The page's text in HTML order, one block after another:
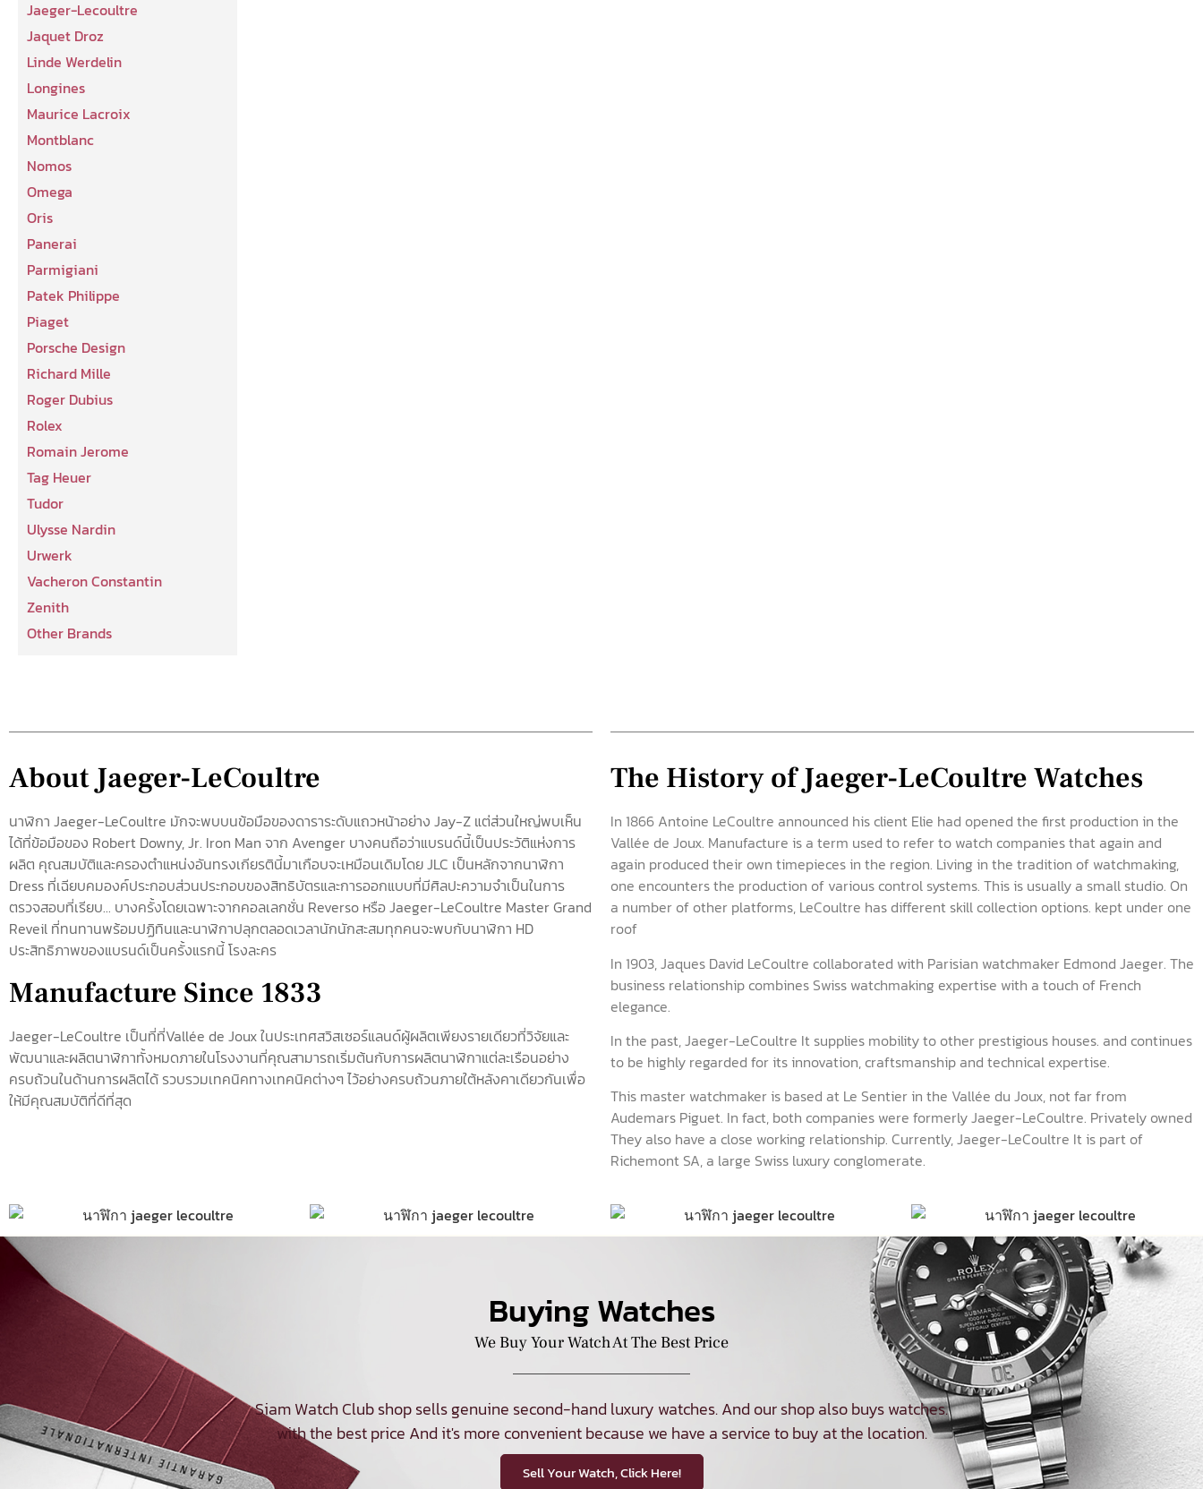
Jaeger-Lecoultre
Jaquet Droz
Linde Werdelin
Longines
Maurice Lacroix
Montblanc
Nomos
Omega
Oris
Panerai
Parmigiani
Patek Philippe
Piaget
Porsche Design
Richard Mille
Roger Dubius
Rolex
Romain Jerome
Tag Heuer
Tudor
Ulysse Nardin
Urwerk
Vacheron Constantin
Zenith
Other Brands
About Jaeger-LeCoultre
นาฬิกา Jaeger-LeCoultre มักจะพบบนข้อมือของดาราระดับแถวหน้าอย่าง Jay-Z แต่ส่วนใหญ่พบเห็น
ได้ที่ข้อมือของ Robert Downy, Jr. Iron Man จาก Avenger บางคนถือว่าแบรนด์นี้เป็นประวัติแห่งการ
ผลิต คุณสมบัติและครองตำแหน่งอันทรงเกียรตินี้มาเกือบจะเหมือนเดิมโดย JLC เป็นหลักจากนาฬิกา
Dress ที่เฉียบคมองค์ประกอบส่วนประกอบของสิทธิบัตรและการออกแบบที่มีศิลปะความจำเป็นในการ
ตรวจสอบที่เรียบ... บางครั้งโดยเฉพาะจากคอลเลกชั่น Reverso หรือ Jaeger-LeCoultre Master Grand
Reveil ที่ทนทานพร้อมปฏิทินและนาฬิกาปลุกตลอดเวลานักนักสะสมทุกคนจะพบกับนาฬิกา HD
ประสิทธิภาพของแบรนด์เป็นครั้งแรกนี้ โรงละคร
Manufacture Since 1833
Jaeger-LeCoultre เป็นที่ที่Vallée de Joux ในประเทศสวิสเซอร์แลนด์ผู้ผลิตเพียงรายเดียวที่วิจัยและ
พัฒนาและผลิตนาฬิกาทั้งหมดภายในโรงงานที่คุณสามารถเริ่มต้นกับการผลิตนาฬิกาแต่ละเรือนอย่าง
ครบถ้วนในด้านการผลิตได้ รวบรวมเทคนิคทางเทคนิคต่างๆ ไว้อย่างครบถ้วนภายใต้หลังคาเดียวกันเพื่อ
ให้มีคุณสมบัติที่ดีที่สุด
The History of Jaeger-LeCoultre Watches
In 1866 Antoine LeCoultre announced his client Elie had opened the first production in the
Vallée de Joux. Manufacture is a term used to refer to watch companies that again and
again produced their own timepieces in the region. Living in the tradition of watchmaking,
one encounters the production of various control systems. This is usually a small studio. On
a number of other platforms, LeCoultre has different skill collection options. kept under one
roof
In 1903, Jaques David LeCoultre collaborated with Parisian watchmaker Edmond Jaeger. The
business relationship combines Swiss watchmaking expertise with a touch of French
elegance.
In the past, Jaeger-LeCoultre It supplies mobility to other prestigious houses. and continues
to be highly regarded for its innovation, craftsmanship and technical expertise.
This master watchmaker is based at Le Sentier in the Vallée du Joux, not far from
Audemars Piguet. In fact, both companies were formerly Jaeger-LeCoultre. Privately owned
They also have a close working relationship. Currently, Jaeger-LeCoultre It is part of
Richemont SA, a large Swiss luxury conglomerate.
Buying Watches
We Buy Your Watch At The Best Price
Siam Watch Club shop sells genuine second-hand luxury watches. And our shop also buys watches.
with the best price And it's more convenient because we have a service to buy at the location.
Sell Your Watch, Click Here!